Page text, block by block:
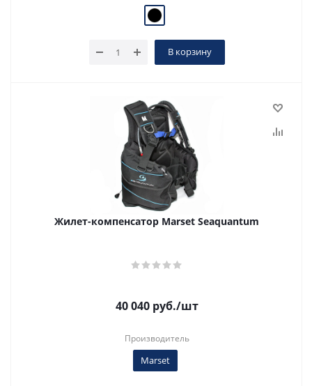
В корзину
Жилет-компенсатор Marset Seaquantum
40 040руб./шт
Производитель
Marset